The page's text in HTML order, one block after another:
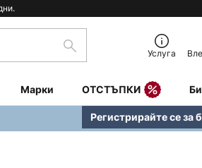
Търсене Услуга
Марки ОТСТЪПКИ
Регистрирайте се за